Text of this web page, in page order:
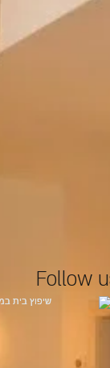
Follow